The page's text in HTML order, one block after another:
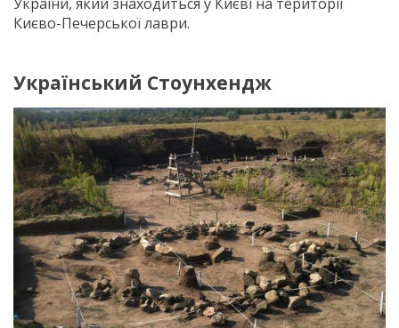
Києво-Печерської лаври.
Український Стоунхендж